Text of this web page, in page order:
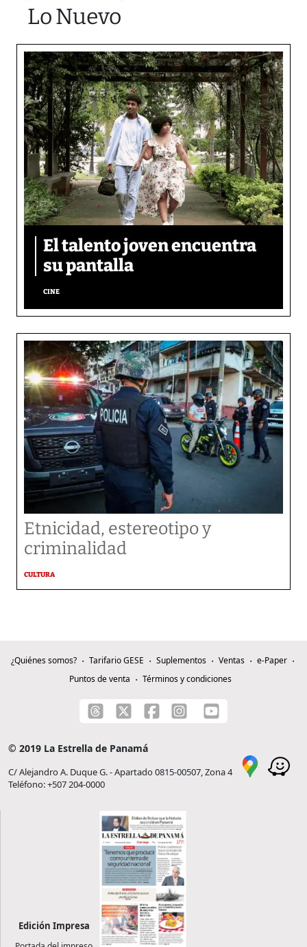
Lo Nuevo
El talento joven encuentra
su pantalla​
CINE
Etnicidad, estereotipo y
criminalidad
CULTURA
¿Quiénes somos? Tarifario GESE Suplementos Ventas
e-Paper
Puntos de venta
Términos y condiciones
© 2019 La Estrella de Panamá
C/ Alejandro A. Duque G. - Apartado 0815-00507, Zona 4
Teléfono: +507 204-0000
Edición Impresa